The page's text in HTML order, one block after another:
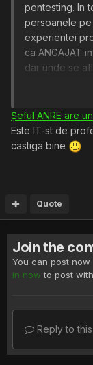
pentesting. In
persoanele
experientei
ca ANGAJAT
dar unde se
Bineinteles,
sunt usor
DACH etc).
Deci ce treaba
Șeful ANRE are
Este IT-st de
castiga bine
Quote
Join the
You can post
in now to post
Reply to